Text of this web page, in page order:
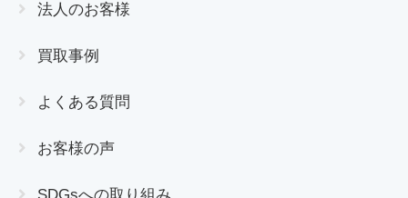
法人のお客様
買取事例
よくある質問
お客様の声